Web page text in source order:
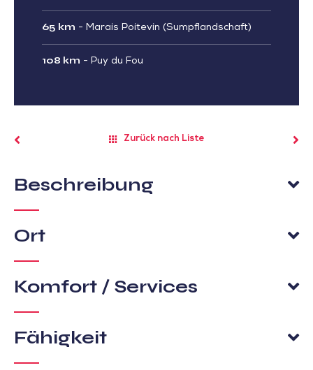
65 km - Marais Poitevin (Sumpflandschaft)
108 km - Puy du Fou
Zurück nach Liste
Beschreibung
Ort
Komfort / Services
Fähigkeit